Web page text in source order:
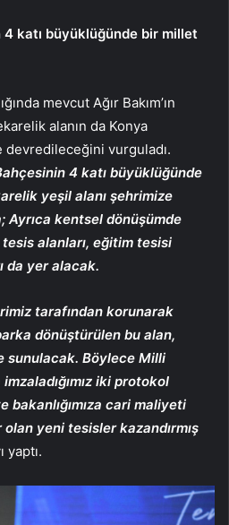
4 katı büyüklüğünde bir millet
mevcut Ağır Bakım’ın
alanın da Konya
devredileceğini vurguladı.
4 katı büyüklüğünde
yeşil alanı şehrimize
Ayrıca kentsel dönüşümde
alanları, eğitim tesisi
da yer alacak.
tarafından korunarak
dönüştürülen bu alan,
sunulacak. Böylece Milli
imzaladığımız iki protokol
bakanlığımıza cari maliyeti
yeni tesisler kazandırmış
yaptı.